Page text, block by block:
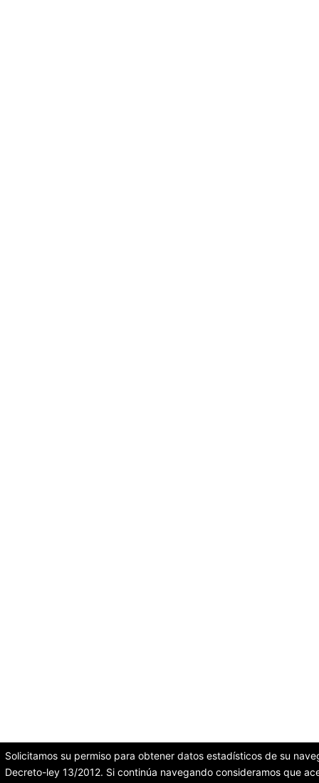
Solicitamos su permiso para obtener datos estadísticos de su
Decreto-ley 13/2012. Si continúa navegando consideramos que